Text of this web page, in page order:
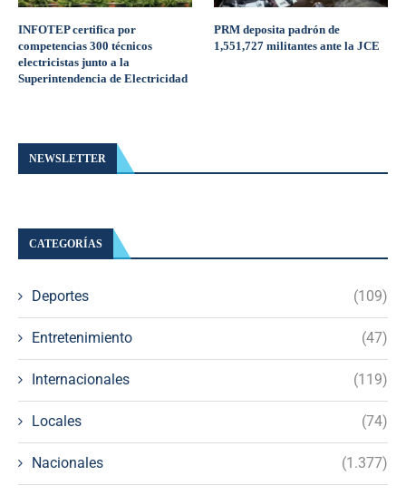
INFOTEP certifica por
competencias 300 técnicos
electricistas junto a la
Superintendencia de Electricidad
PRM deposita padrón de
1,551,727 militantes ante la JCE
NEWSLETTER
CATEGORÍAS
Deportes (109)
Entretenimiento (47)
Internacionales (119)
Locales (74)
Nacionales (1.377)